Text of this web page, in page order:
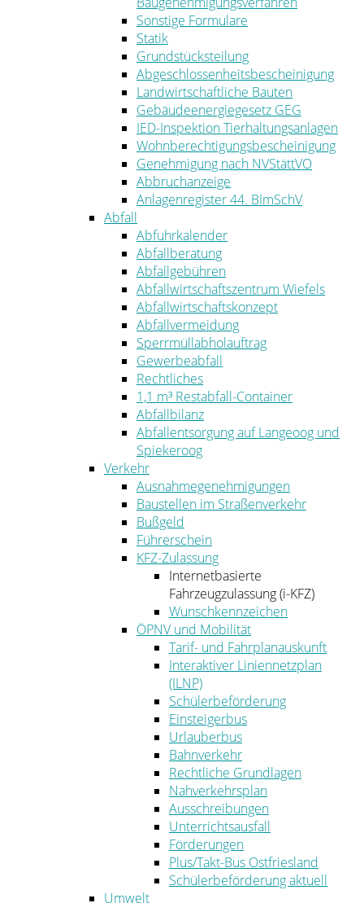
Sonstige Formulare
Statik
Grundstücksteilung
Abgeschlossenheitsbescheinigung
Landwirtschaftliche Bauten
Gebäudeenergiegesetz GEG
IED-Inspektion Tierhaltungsanlagen
Wohnberechtigungsbescheinigung
Genehmigung nach NVStättVO
Abbruchanzeige
Anlagenregister 44. BImSchV
Abfall
Abfuhrkalender
Abfallberatung
Abfallgebühren
Abfallwirtschaftszentrum Wiefels
Abfallwirtschaftskonzept
Abfallvermeidung
Sperrmüllabholauftrag
Gewerbeabfall
Rechtliches
1,1 m³ Restabfall-Container
Abfallbilanz
Abfallentsorgung auf Langeoog und
Spiekeroog
Verkehr
Ausnahmegenehmigungen
Baustellen im Straßenverkehr
Bußgeld
Führerschein
KFZ-Zulassung
Internetbasierte
Fahrzeugzulassung (i-KFZ)
Wunschkennzeichen
ÖPNV und Mobilität
Tarif- und Fahrplanauskunft
Interaktiver Liniennetzplan
(ILNP)
Schülerbeförderung
Einsteigerbus
Urlauberbus
Bahnverkehr
Rechtliche Grundlagen
Nahverkehrsplan
Ausschreibungen
Unterrichtsausfall
Förderungen
Plus/Takt-Bus Ostfriesland
Schülerbeförderung aktuell
Umwelt